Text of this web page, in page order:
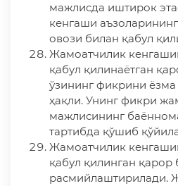
мажлисда иштирок
кенгаши
овози билан қабул
Жамоатчилик
қабул қилинаётган
ўзининг фикрини
ҳақли. Унинг фикри
мажлисининг
тартибда қўшиб
Жамоатчилик
қабул қилинган
расмийлаштирилади.